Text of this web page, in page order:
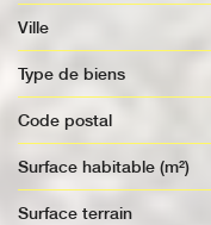
Ville
Type de biens
Code postal
Surface habitable (m²)
surface terrain